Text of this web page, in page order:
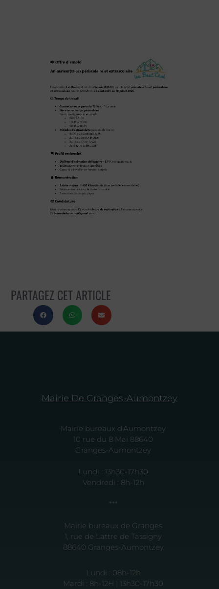
PARTAGEZ CET ARTICLE
Mairie De Granges-Aumontzey
Mairie bureaux d'Aumontzey
10 rue du 8 Mai 88640
Granges-Aumontzey
Lundi : 13h30-17h30
Vendredi : 8h-12h
***
Mairie bureaux de Granges
1, rue de Lattre de Tassigny
88640 Granges-Aumontzey
Lundi : 08h-12h
Mardi : 8h-12H | 13h30-17h30